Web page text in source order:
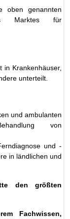
oben genannten
Marktes für
in Krankenhäuser,
unterteilt.
und ambulanten
von
und -
in ländlichen und
den größten
Fachwissen,